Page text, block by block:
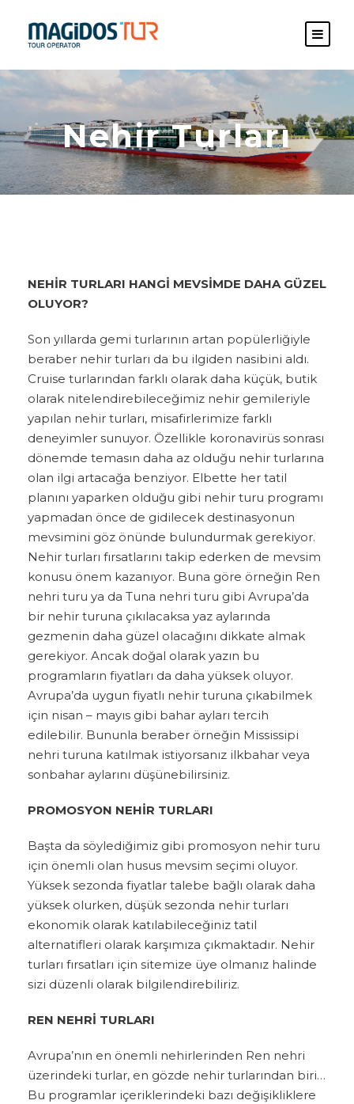
Nehir Turları
NEHİR TURLARI HANGİ MEVSİMDE DAHA GÜZEL
OLUYOR?
Son yıllarda gemi turlarının artan popülerliğiyle
beraber nehir turları da bu ilgiden nasibini aldı.
Cruise turlarından farklı olarak daha küçük, butik
olarak nitelendirebileceğimiz nehir gemileriyle
yapılan nehir turları, misafirlerimize farklı
deneyimler sunuyor. Özellikle koronavirüs sonrası
dönemde temasın daha az olduğu nehir turlarına
olan ilgi artacağa benziyor. Elbette her tatil
planını yaparken olduğu gibi nehir turu programı
yapmadan önce de gidilecek destinasyonun
mevsimini göz önünde bulundurmak gerekiyor.
Nehir turları fırsatlarını takip ederken de mevsim
konusu önem kazanıyor. Buna göre örneğin Ren
nehri turu ya da Tuna nehri turu gibi Avrupa’da
bir nehir turuna çıkılacaksa yaz aylarında
gezmenin daha güzel olacağını dikkate almak
gerekiyor. Ancak doğal olarak yazın bu
programların fiyatları da daha yüksek oluyor.
Avrupa’da uygun fiyatlı nehir turuna çıkabilmek
için nisan – mayıs gibi bahar ayları tercih
edilebilir. Bununla beraber örneğin Mississipi
nehri turuna katılmak istiyorsanız ilkbahar veya
sonbahar aylarını düşünebilirsiniz.
PROMOSYON NEHİR TURLARI
Başta da söylediğimiz gibi promosyon nehir turu
için önemli olan husus mevsim seçimi oluyor.
Yüksek sezonda fiyatlar talebe bağlı olarak daha
yüksek olurken, düşük sezonda nehir turları
ekonomik olarak katılabileceğiniz tatil
alternatifleri olarak karşımıza çıkmaktadır. Nehir
turları fırsatları için sitemize üye olmanız halinde
sizi düzenli olarak bilgilendirebiliriz.
REN NEHRİ TURLARI
Avrupa’nın en önemli nehirlerinden Ren nehri
üzerindeki turlar, en gözde nehir turlarından biri…
Bu programlar içeriklerindeki bazı değişikliklere